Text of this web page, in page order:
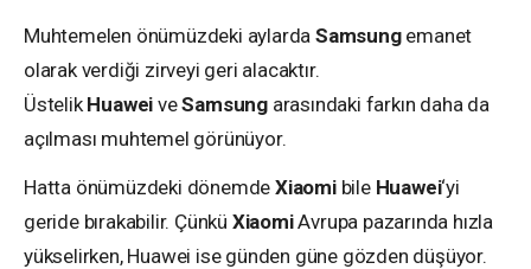
Muhtemelen önümüzdeki aylarda Samsungemanet
olarak verdiği zirveyi geri alacaktır.
ÜstelikHuawei veSamsung arasındaki farkın daha da
açılması muhtemel görünüyor.
Hatta önümüzdeki dönemde Xiaomibile Huawei‘yi
geride bırakabilir. Çünkü XiaomiAvrupa pazarında hızla
yükselirken, Huawei ise günden güne gözden düşüyor.